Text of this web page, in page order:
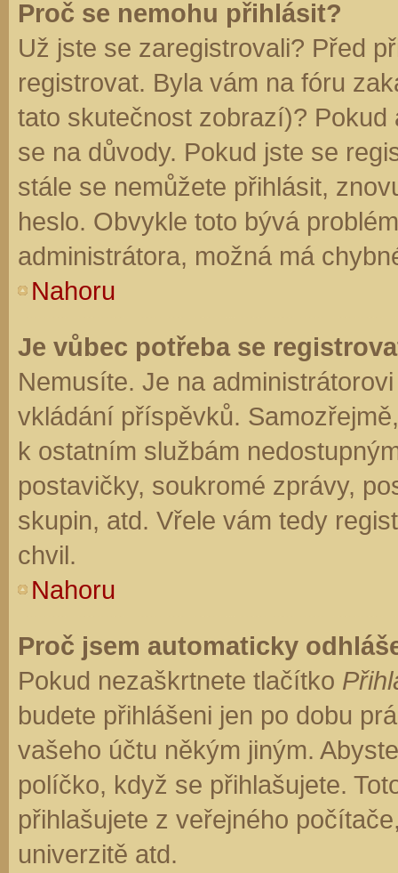
Proč se nemohu přihlásit?
Už jste se zaregistrovali? Před
registrovat. Byla vám na fóru
tato skutečnost zobrazí)?
se na důvody. Pokud jste se
stále se nemůžete přihlásit,
heslo. Obvykle toto bývá
administrátora, možná má
Nahoru
Je vůbec potřeba se
Nemusíte. Je na
vkládání příspěvků.
k ostatním službám
postavičky, soukromé zprávy,
skupin, atd. Vřele vám tedy
chvil.
Nahoru
Proč jsem automaticky
Pokud nezaškrtnete tlačítko
budete přihlášeni jen po dobu
vašeho účtu někým jiným.
políčko, když se přihlašujete.
přihlašujete z veřejného
univerzitě atd.